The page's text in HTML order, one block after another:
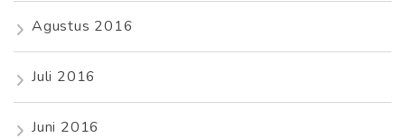
Agustus 2016
Juli 2016
Juni 2016